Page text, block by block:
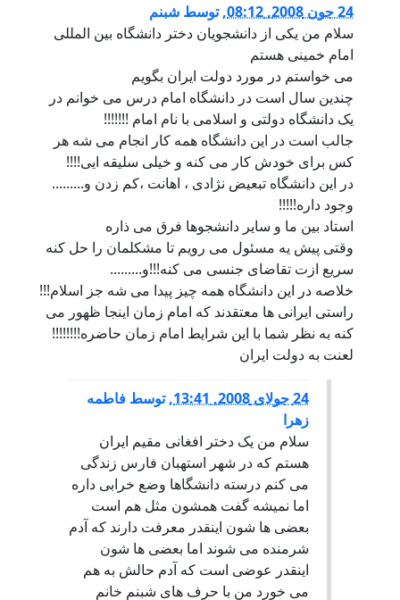
24 جون 2008, 08:12 ,توسط شبنم
سلام من یکی از دانشجویان دختر دانشگاه بین المللی
امام خمینی هستم
می خواستم در مورد دولت ایران بگویم
چندین سال است در دانشگاه امام درس می خوانم در
یک دانشگاه دولتی و اسلامی با نام امام !!!!!!!
جالب است در این دانشگاه همه کار انجام می شه هر
کس برای خودش کار می کنه و خیلی سلیقه ایی!!!!
در این دانشگاه تبعیض نژادی ، اهانت ،کم زدن و.........
وجود داره!!!!!
استاد بین ما و سایر دانشجوها فرق می ذاره
وقتی پیش یه مسئول می رویم تا مشکلمان را حل کنه
سریع ازت تقاضای جنسی می کنه!!!و.........
خلاصه در این دانشگاه همه چیز پیدا می شه جز اسلام!!!
راستی ایرانی ها معتقدند که امام زمان اینجا ظهور می
کنه به نظر شما با این شرایط امام زمان حاضره!!!!!!!!
لعنت به دولت ایران
24 جولای 2008, 13:41 ,توسط فاطمه
زهرا
سلام من یک دختر افغانی مقیم ایران
هستم که در شهر استهبان فارس زندگی
می کنم درسته دانشگاها وضع خرابی داره
اما نمیشه گفت همشون مثل هم است
بعضی ها شون اینقدر معرفت دارند که آدم
شرمنده می شوند اما بعضی ها شون
اینقدر عوضی است که آدم حالش به هم
می خورد من با حرف های شبنم خانم